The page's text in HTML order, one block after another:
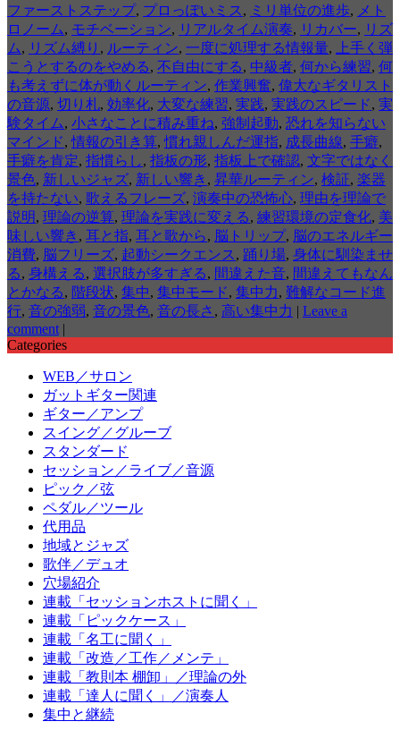
ファーストステップ, プロっぽいミス , ミリ単位の進歩, メト
ロノーム, モチベーション, リアルタイム演奏, リカバー, リズ
ム, リズム縛り , ルーティン, 一度に処理する情報量,
上手く弾
こうとするのをやめる, 不自由にする, 中級者, 何から練習, 何
も考えずに体が動くルーティン, 作業興奮, 偉大なギタリスト
の音源, 切り札, 効率化, 大変な練習, 実践, 実践のスピード, 実
験タイム, 小さなことに積み重ね, 強制起動, 恐れを知らない
マインド,情報の引き算,慣れ親しんだ運指, 成長曲線, 手癖,
手癖を肯定, 指慣らし, 指板の形, 指板上で確認, 文字ではなく
景色, 新しいジャズ, 新しい響き , 昇華ルーティン, 検証, 楽器
を持たない, 歌えるフレーズ, 演奏中の恐怖心, 理由を理論で
説明, 理論の逆算, 理論を実践に変える, 練習環境の定食化, 美
味しい響き , 耳と指, 耳と歌から, 脳トリップ, 脳のエネルギー
消費, 脳フリーズ, 起動シークエンス , 踊り場, 身体に馴染ませ
る, 身構える, 選択肢が多すぎる, 間違えた音, 間違えてもなん
とかなる, 階段状, 集中, 集中モード, 集中力, 難解なコード進
行, 音の強弱, 音の景色, 音の長さ , 高い集中力 | Leave a
comment |
Categories
WEB／サロン
ガットギター関連
ギター／アンプ
スイング／グルーブ
スタンダード
セッション／ライブ／音源
ピック／弦
ペダル／ツール
代用品
地域とジャズ
歌伴／デュオ
穴場紹介
連載「セッションホストに聞く」
連載「ピックケース」
連載「名工に聞く」
連載「改造／工作／メンテ」
連載「教則本 棚卸」／理論の外
連載「達人に聞く」／演奏人
集中と継続